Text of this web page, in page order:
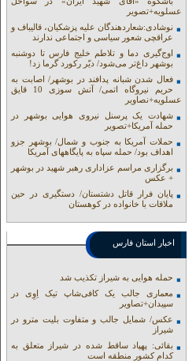
عسلویه+تصویر
نوشادی:شعاردهندگان علیه پزشکیان، قالیباف و
عراقچی شعور سیاسی و اجتماعی ندارند
اوج‌گیری دما و تلاطم خلیج فارس تا دوشنبه
بوشهر داغ‌تر می‌شود/ دیّر رکورد گرما زد!
فعال شدن شبانه پدافند در بوشهر/ اصابت به
حریم نیروگاه اتمی/ آتش سوزی 10 قایق
عسلویه+نصاویر
شهادت یک پرسنل نیروی هوایی بوشهر در
حمله آمریکا+تصویر
حملات آمریکا به جنوب و شمال/ بوشهر جزو
اهداف بود/ حمله سپاه به پایگاههای آمریکا
برگزاری مراسم عزاداری رهبر شهید در بوشهر
+ عکس
پایان فرار قاتل دشتستان/ دستگیری در حین
ملاقات با خانواده در کوهستان
اخبار استان فارس
حمله هوایی به شیراز تکذیب شد
معماری جالب یک کافی‌شاپ تیک اِوِی در
سپیدان+تصاویر
عکس/ شمایل جالب و متفاوت بلیت مترو در
شیراز
بقائی: پهپاد ساقط شده در شیراز متعلق به
کدام کشور منطقه است